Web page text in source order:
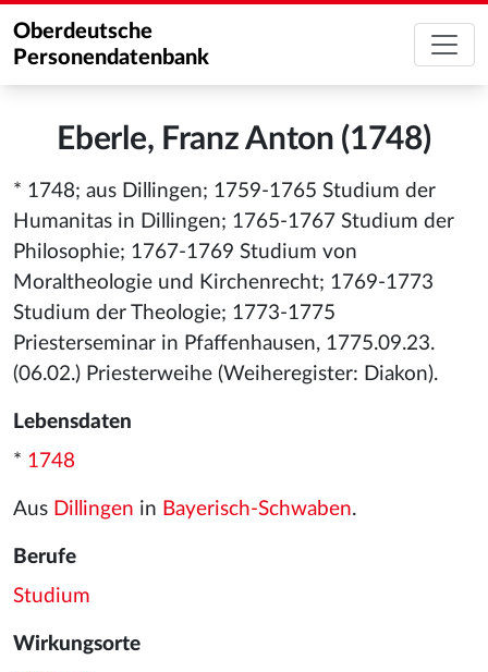
Oberdeutsche
Personendatenbank
Eberle, Franz Anton (1748)
* 1748; aus Dillingen; 1759-1765 Studium der
Humanitas in Dillingen; 1765-1767 Studium der
Philosophie; 1767-1769 Studium von
Moraltheologie und Kirchenrecht; 1769-1773
Studium der Theologie; 1773-1775
Priesterseminar in Pfaffenhausen, 1775.09.23.
(06.02.) Priesterweihe (Weiheregister: Diakon).
Lebensdaten
* 1748
Aus Dillingen in Bayerisch-Schwaben.
Berufe
Studium
Wirkungsorte